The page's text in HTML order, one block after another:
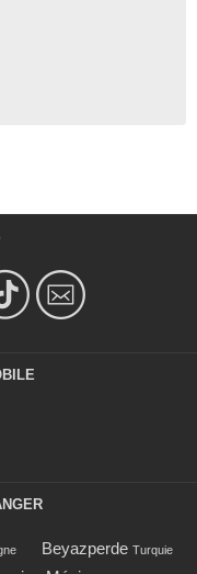
Beyazperde Turquie